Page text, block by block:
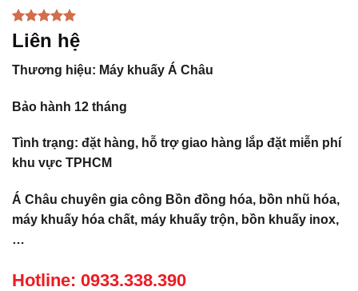
Rated5.00
out of 5
1
customer
Liên hệ
Thương hiệu: Máy khuấy Á Châu
Bảo hành 12 tháng
Tình trạng: đặt hàng, hỗ trợ giao hàng lắp đặt miễn phí
khu vực TPHCM
Á Châu chuyên gia công Bồn đồng hóa, bồn nhũ hóa,
máy khuấy hóa chất, máy khuấy trộn, bồn khuấy inox,
…
Hotline: 0933.338.390